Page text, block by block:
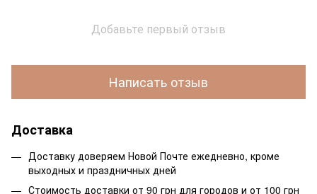
Добавьте первый отзыв
Написать отзыв
Доставка
Доставку доверяем Новой Почте ежедневно, кроме
выходных и праздничных дней
Стоимость доставки от 90 грн для городов и от 100 грн